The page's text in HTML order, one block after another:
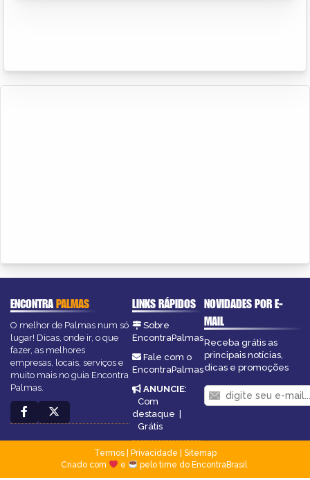
ENCONTRAPALMAS
O melhor de Palmas num só
lugar! Dicas, onde ir, o que
fazer, as melhores
empresas, locais, serviços e
muito mais no guia Encontra
Palmas.
LINKS RÁPIDOS
Sobre
EncontraPalmas
Fale com o
EncontraPalmas
ANUNCIE:
Com
destaque |
Grátis
NOVIDADES POR E-
MAIL
Receba grátis as
principais notícias,
dicas e promoções
Termos| Privacidade
Sitemap
Criado com
e pelo time do EncontraBrasil